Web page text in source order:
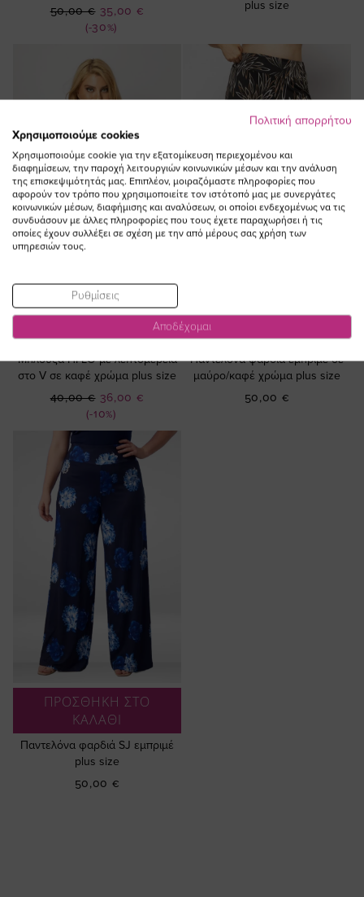
(-30%)
Ειδική
Τιμή
35,00 €
50,00 € plus size
ΠΡΟΣΘΗΚΗ ΣΤΟ
ΚΑΛΑΘΙ
Μπλούζα HI-LO με λεπτομέρεια
στο V σε καφέ χρώμα plus size
(-10%)
Ειδική
Τιμή
36,00 €
40,00 €
ΠΡΟΣΘΗΚΗ ΣΤΟ
ΚΑΛΑΘΙ
Παντελόνα φαρδιά εμπριμέ σε
μαύρο/καφέ χρώμα plus size
50,00 €
ΠΡΟΣΘΗΚΗ ΣΤΟ
ΚΑΛΑΘΙ
Παντελόνα φαρδιά SJ εμπριμέ
plus size
50,00 €
Πολιτική απορρήτου
Χρησιμοποιούμε cookies
Χρησιμοποιούμε cookie για την εξατομίκευση περιεχομένου και
διαφημίσεων, την παροχή λειτουργιών κοινωνικών μέσων και την ανάλυση
της επισκεψιμότητάς μας. Επιπλέον, μοιραζόμαστε πληροφορίες που
αφορούν τον τρόπο που χρησιμοποιείτε τον ιστότοπό μας με συνεργάτες
κοινωνικών μέσων, διαφήμισης και αναλύσεων, οι οποίοι ενδεχομένως να τις
συνδυάσουν με άλλες πληροφορίες που τους έχετε παραχωρήσει ή τις
οποίες έχουν συλλέξει σε σχέση με την από μέρους σας χρήση των
υπηρεσιών τους.
Ρυθμίσεις
Αποδέχομαι